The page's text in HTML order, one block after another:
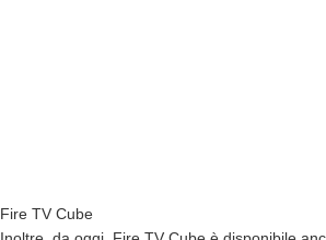
Fire TV Cube